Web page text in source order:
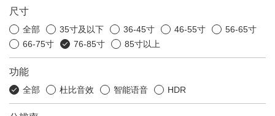
尺寸
全部 35寸及以下 36-45寸 46-55寸
56-65寸
66-75寸
76-85寸 85寸以上
功能
全部 杜比音效 智能语音 HDR